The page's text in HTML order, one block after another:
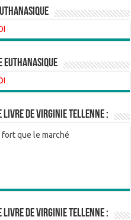
euthanasique
livre de Virginie Tellenne :
livre de Virginie Tellenne :